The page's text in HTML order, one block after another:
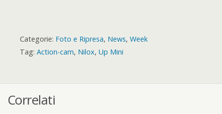
Categorie: Foto e Ripresa, News, Week
Tag: Action-cam, Nilox, Up Mini
Correlati